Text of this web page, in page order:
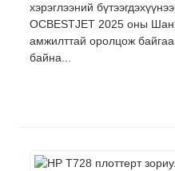
хэрэглээний
OCBESTJET 2025 оны
амжилттай оролцож
байна...